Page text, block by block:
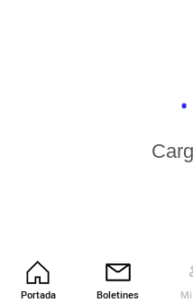
Portada Boletines